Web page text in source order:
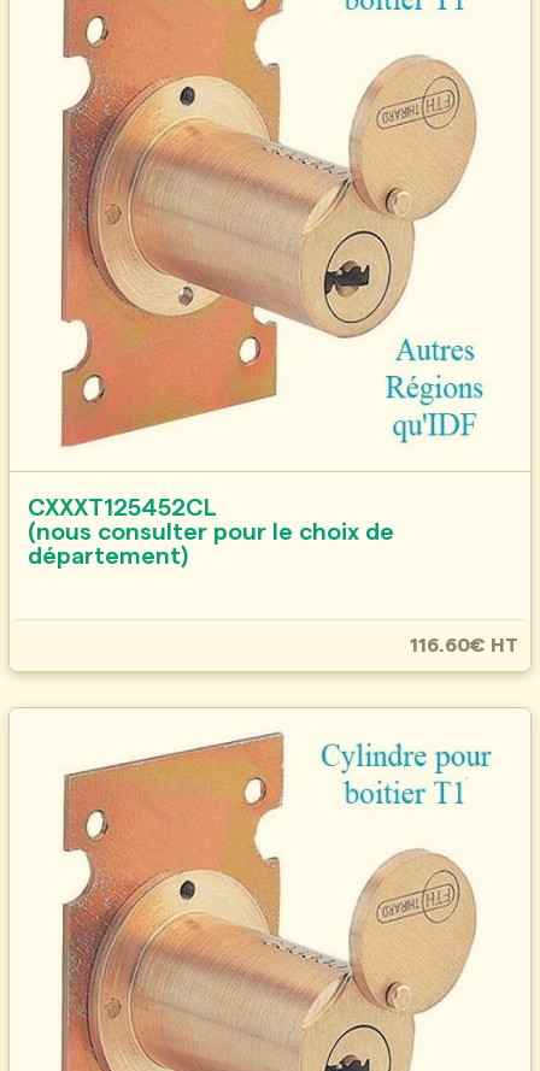
CXXXT125452CL
(nous consulter pour le choix de
département)
116.60€ HT